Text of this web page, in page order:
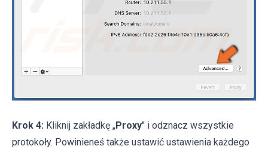
Krok 4: Kliknij zakładkę „Proxy" i odznacz wszystkie
protokoły. Powinieneś także ustawić ustawienia każdego